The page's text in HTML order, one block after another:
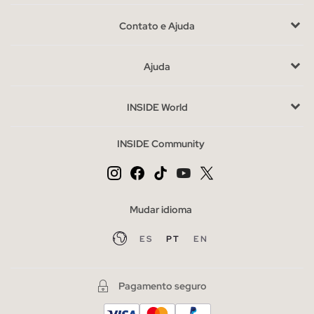
, seja em cores, desgastadas, ou com
nossa seleção de shorts jeans.
uma ampla variedade de cores e desenhos, perfeitamente
se adaptará sem problemas ao sufocante calor do verão. Se
esportivos em algodão com detalhes, faixas laterais e estampas
Você consegue pensar em uma maneira melhor de aproveitar
tornará seus dias um pouco menos quentes,
variedade e abra espaço para eles em seu guarda-roupa.
Contato e Ajuda
Ajuda
INSIDE World
INSIDE Community
Mudar idioma
ES PT EN
Pagamento seguro